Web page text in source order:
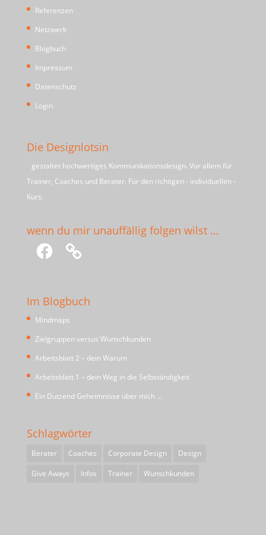
Referenzen
Netzwerk
Blogbuch
Impressum
Datenschutz
Login
Die Designlotsin
gestaltet hochwertiges Kommunikationsdesign. Vor allem für
Trainer, Coaches und Berater. Für den richtigen - individuellen -
Kurs.
wenn du mir unauffällig folgen wilst …
Facebook
Im Blogbuch
Mindmaps
Zielgruppen versus Wunschkunden
Arbeitsblatt 2 – dein Warum
Arbeitsblatt 1 – dein Weg in die Selbständigkeit
Ein Dutzend Geheimnisse über mich …
Schlagwörter
Berater Coaches Corporate Design
Design
Give Aways
Infos Trainer Wunschkunden